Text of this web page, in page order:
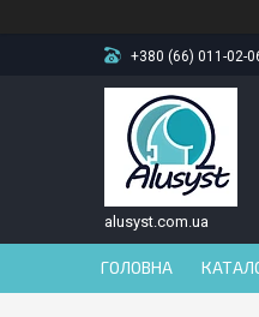
+380 (66) 011-02-
alusyst.com.ua
ГОЛОВНА